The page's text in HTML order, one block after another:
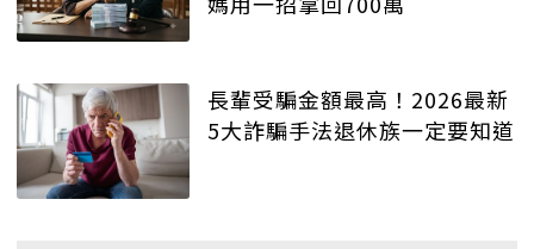
長輩受騙金額最高！2026最新
5大詐騙手法退休族一定要知道